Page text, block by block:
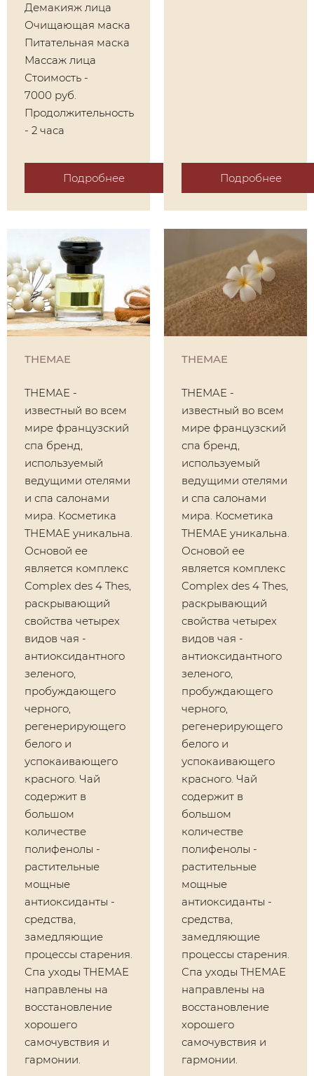
Демакияж лица
Очищающая маска
Питательная маска
Массаж лица
Стоимость -
7000 руб.
Продолжительность
- 2 часа
Подробнее Подробнее
THEMAE
THEMAE -
известный во всем
мире французский
спа бренд,
используемый
ведущими отелями
и спа салонами
мира. Косметика
THEMAE уникальна.
Основой ее
является комплекс
Complex des 4 Thes,
раскрывающий
свойства четырех
видов чая -
антиоксидантного
зеленого,
пробуждающего
черного,
регенерирующего
белого и
успокаивающего
красного. Чай
содержит в
большом
количестве
полифенолы -
растительные
мощные
антиоксиданты -
средства,
замедляющие
процессы старения.
Спа уходы THEMAE
направлены на
восстановление
хорошего
самочувствия и
гармонии.
THEMAE
THEMAE -
известный во всем
мире французский
спа бренд,
используемый
ведущими отелями
и спа салонами
мира. Косметика
THEMAE уникальна.
Основой ее
является комплекс
Complex des 4 Thes,
раскрывающий
свойства четырех
видов чая -
антиоксидантного
зеленого,
пробуждающего
черного,
регенерирующего
белого и
успокаивающего
красного. Чай
содержит в
большом
количестве
полифенолы -
растительные
мощные
антиоксиданты -
средства,
замедляющие
процессы старения.
Спа уходы THEMAE
направлены на
восстановление
хорошего
самочувствия и
гармонии.